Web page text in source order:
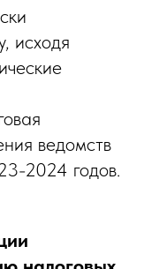
исходя
ведомств
2024 годов.